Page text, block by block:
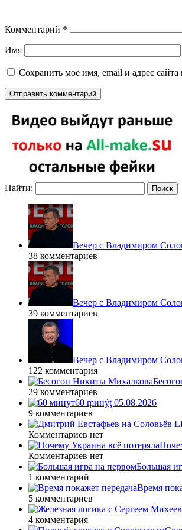
Комментарий *
Имя
Сохранить моё имя, email и адрес
Найти:
Вечер с Владимиром
38 комментариев
Вечер с Владимиром
39 комментариев
Вечер с Владимиром
122 комментария
29 комментариев
60 ṃинẏƫ 05.08.2026
9 комментариев
Комментариев нет
Комментариев нет
Большая
1 комментарий
Время
5 комментариев
4 комментария